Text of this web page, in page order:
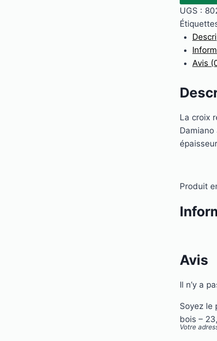
de
Saint
Damien,
sur
bois
23,5
x
17
cm
UGS :
Avis
La croix
Damiano
Produit
Avis
Il n’y a
Soyez le
bois –
Votre